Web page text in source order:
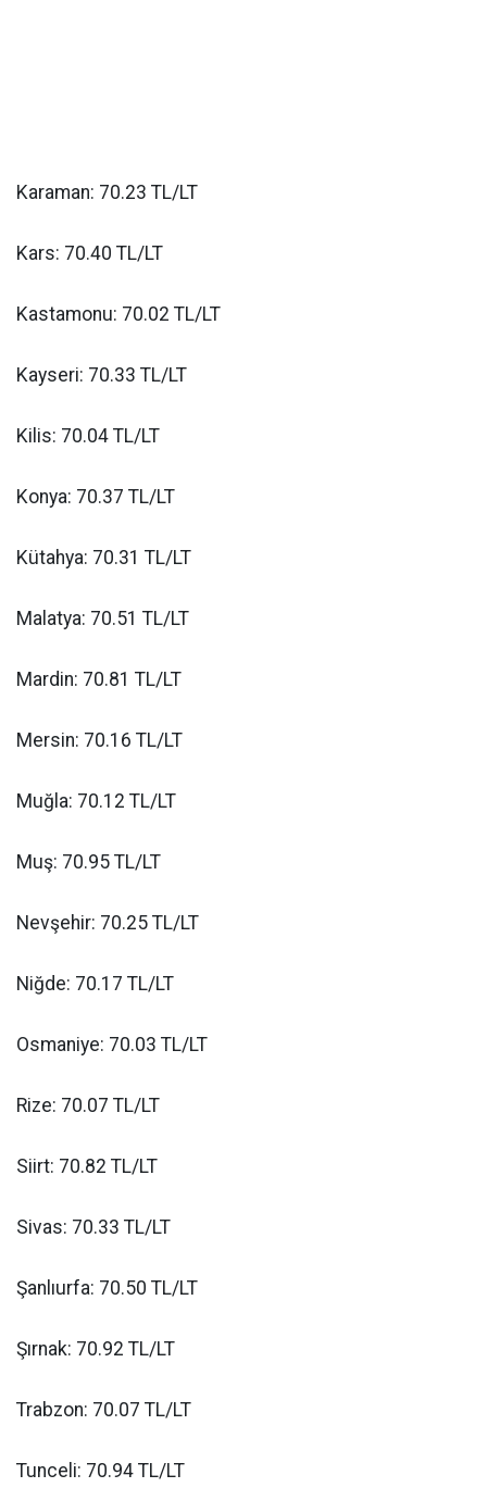
Karaman: 70.23 TL/LT
Kars: 70.40 TL/LT
Kastamonu: 70.02 TL/LT
Kayseri: 70.33 TL/LT
Kilis: 70.04 TL/LT
Konya: 70.37 TL/LT
Kütahya: 70.31 TL/LT
Malatya: 70.51 TL/LT
Mardin: 70.81 TL/LT
Mersin: 70.16 TL/LT
Muğla: 70.12 TL/LT
Muş: 70.95 TL/LT
Nevşehir: 70.25 TL/LT
Niğde: 70.17 TL/LT
Osmaniye: 70.03 TL/LT
Rize: 70.07 TL/LT
Siirt: 70.82 TL/LT
Sivas: 70.33 TL/LT
Şanlıurfa: 70.50 TL/LT
Şırnak: 70.92 TL/LT
Trabzon: 70.07 TL/LT
Tunceli: 70.94 TL/LT